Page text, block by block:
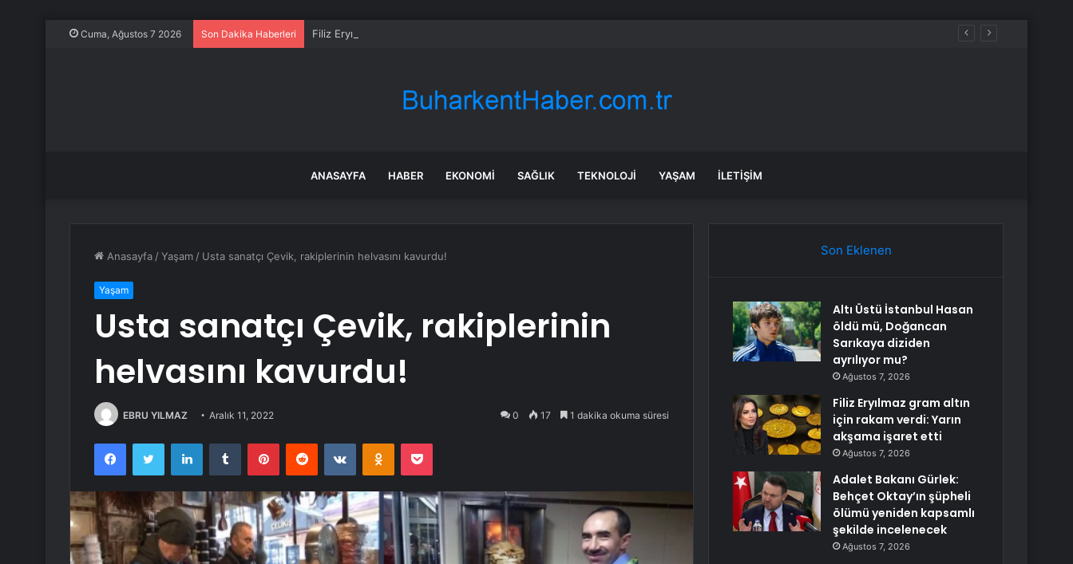
Cuma, Ağustos 7 2026 Son Dakika Haberleri Filiz Eryılmaz gram altın için rakam verdi: Yarın akşama işaret etti
ANASAYFA HABER EKONOMI SAĞLIK TEKNOLOJI YAŞAM İLETIŞIM
Anasayfa /Yaşam / Usta sanatçı Çevik, rakiplerinin helvasını kavurdu!
Yaşam
Usta sanatçı Çevik, rakiplerinin
helvasını kavurdu!
EBRU YILMAZ Aralık 11, 2022 0 17 1 dakika okuma süresi
FacebookTwitter LinkedInTumblr PinterestReddit VKontakteOdnoklassniki
Pocket
Son Eklenen
Altı Üstü İstanbul Hasan
öldü mü, Doğancan
Sarıkaya diziden
ayrılıyor mu?
Ağustos 7, 2026
Filiz Eryılmaz gram altın
için rakam verdi: Yarın
akşama işaret etti
Ağustos 7, 2026
Adalet Bakanı Gürlek:
Behçet Oktay’ın şüpheli
ölümü yeniden kapsamlı
şekilde incelenecek
Ağustos 7, 2026